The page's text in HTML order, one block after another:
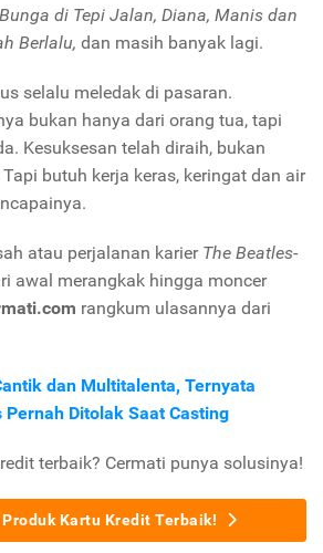
di Tepi Jalan, Diana, Manis dan
Berlalu, dan masih banyak lagi.
selalu meledak di pasaran.
bukan hanya dari orang tua, tapi
Kesuksesan telah diraih, bukan
butuh kerja keras, keringat dan air
atau perjalanan karier The Beatles-
awal merangkak hingga moncer
rangkum ulasannya dari
dan Multitalenta, Ternyata
Ditolak Saat Casting
terbaik? Cermati punya solusinya!
Kartu Kredit Terbaik!